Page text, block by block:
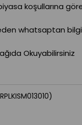
koşullarına
whatsaptan bilgi
Okuyabilirsiniz